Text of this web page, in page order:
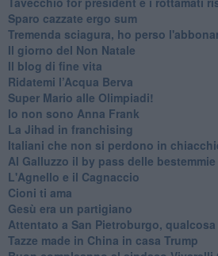
Sparo cazzate ergo sum
Tremenda sciagura, ho perso
Il giorno del Non Natale
Il blog di fine vita
​Ridatemi l’Acqua Berva
Super Mario alle Olimpiadi!
Io non sono Anna Frank
​La Jihad in franchising
Italiani che non si perdono in
Al Galluzzo il by pass delle bestemmie
L'Agnello e il Cagnaccio
Cioni ti ama
​Gesù era un partigiano
Attentato a San Pietroburgo,
Tazze made in China in casa Trump